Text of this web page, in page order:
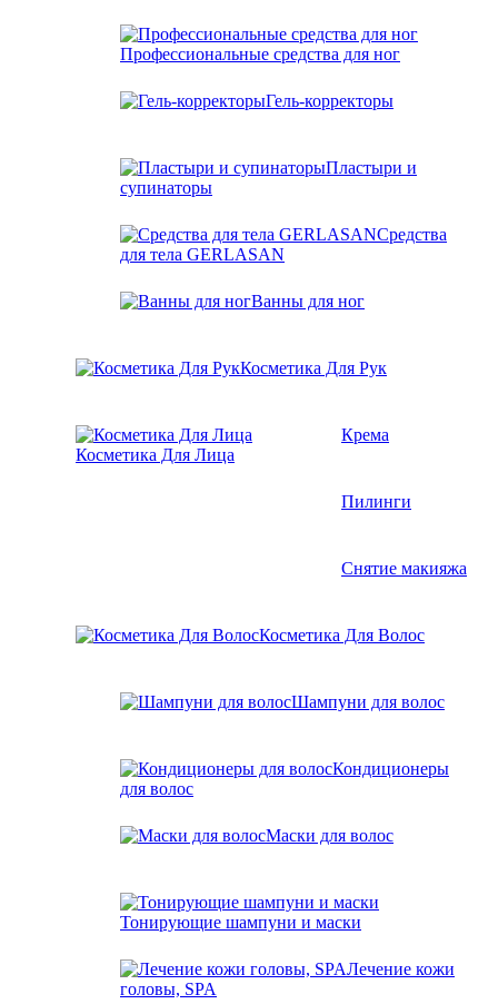
Профессиональные средства для ног
Гель-корректоры
Пластыри и
супинаторы
Средства
для тела GERLASAN
Ванны для ног
Косметика Для Рук
Косметика Для Лица
Крема
Пилинги
Снятие макияжа
Косметика Для Волос
Шампуни для волос
Кондиционеры
для волос
Маски для волос
Тонирующие шампуни и маски
Лечение кожи
головы, SPA